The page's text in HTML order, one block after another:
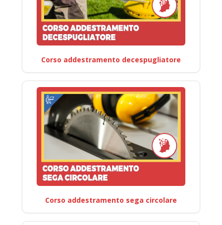
Corso addestramento decespugliatore
Corso addestramento sega circolare